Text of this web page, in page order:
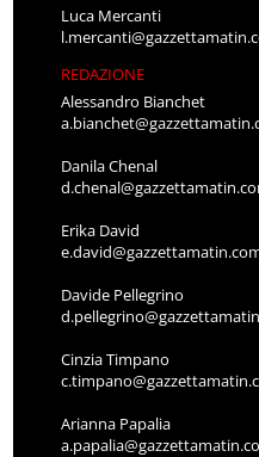
Luca Mercanti
REDAZIONE
Alessandro Bianchet
Danila Chenal
Erika David
Davide Pellegrino
Cinzia Timpano
Arianna Papalia